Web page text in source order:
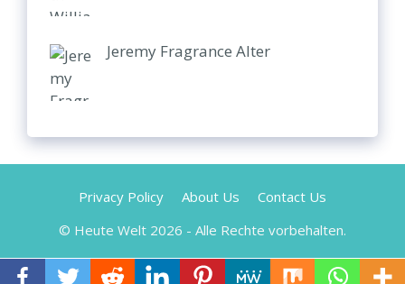
Jeremy Fragrance Alter
Privacy Policy About Us
Contact Us
© Heute Welt 2026 - Alle Rechte vorbehalten.